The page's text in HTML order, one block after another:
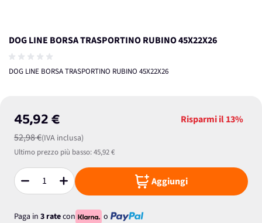
DOG LINE BORSA TRASPORTINO RUBINO 45X22X26
DOG LINE BORSA TRASPORTINO RUBINO 45X22X26
45,92 €
52,98 €(IVA inclusa)
Risparmi il13%
Ultimo prezzo più basso:45,92 €
Quantità Aggiungi
Paga in 3 ratecon
o